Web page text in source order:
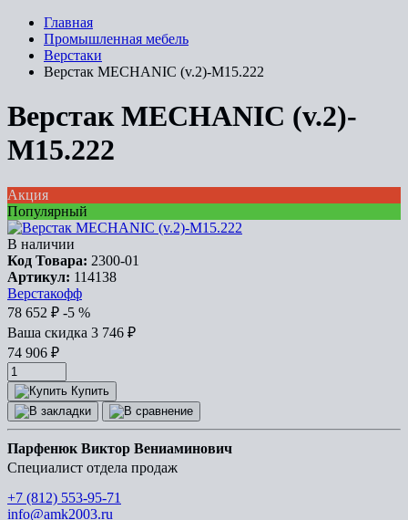
Главная
Промышленная мебель
Верстаки
Верстак MECHANIC (v.2)-М15.222
Верстак MECHANIC (v.2)-
М15.222
Акция
Популярный
В наличии
Код Товара: 2300-01
Артикул: 114138
Верстакофф
78 652 ₽ -5 %
Ваша cкидка 3 746 ₽
74 906 ₽
Купить
Парфенюк Виктор Вениаминович
Специалист отдела продаж
+7 (812) 553-95-71
info@amk2003.ru